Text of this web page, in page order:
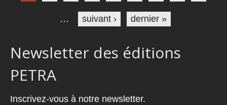
… suivant › dernier »
Newsletter des éditions
PETRA
Inscrivez-vous à notre newsletter.